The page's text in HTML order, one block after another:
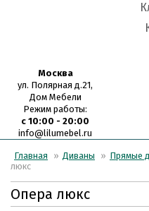
Москва
ул. Полярная д.21,
Дом Мебели
Режим работы:
c 10:00 - 20:00
info@lilumebel.ru
Главная » Диваны » Прямые
люкс
Опера люкс